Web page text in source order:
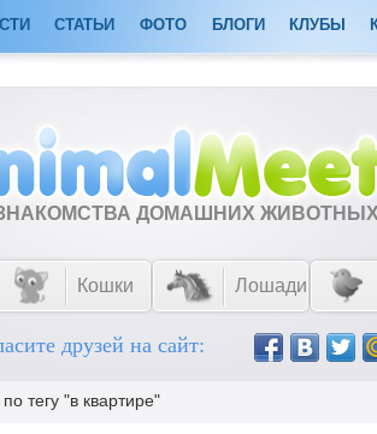
СТАТЬИ ФОТО БЛОГИ КЛУБЫ
ДОМАШНИХ
Кошки Лошади
друзей на сайт:
тегу "в квартире"